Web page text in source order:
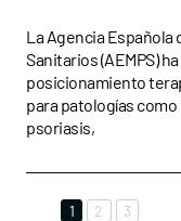
La Agencia
Sanitarios (AEMPS)
posicionamiento
para patologías
psoriasis,
1 2 3